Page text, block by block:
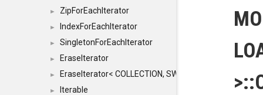
► ZipForEachIterator
► IndexForEachIterator
► SingletonForEachIterator
► EraseIterator
► EraseIterator< COLLECTION, SWAP_ERASE, false >
► Iterable